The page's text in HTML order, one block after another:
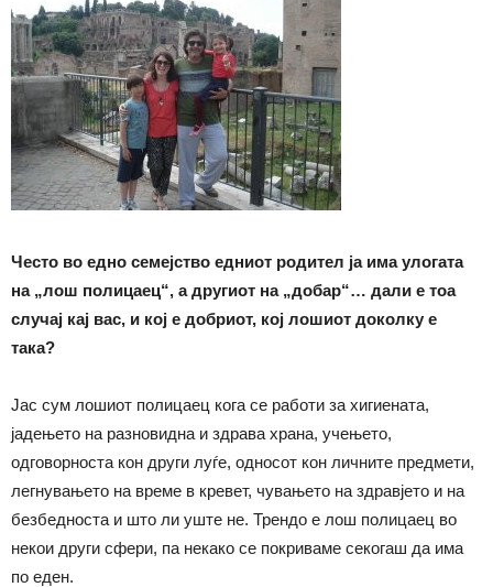
Често во едно семејство едниот родител ја има улогата
на „лош полицаец“, а другиот на „добар“… дали е тоа
случај кај вас, и кој е добриот, кој лошиот доколку е
така?
Јас сум лошиот полицаец кога се работи за хигиената,
јадењето на разновидна и здрава храна, учењето,
одговорноста кон други луѓе, односот кон личните предмети,
легнувањето на време в кревет, чувањето на здравјето и на
безбедноста и што ли уште не. Трендо е лош полицаец во
некои други сфери, па некако се покриваме секогаш да има
по еден.